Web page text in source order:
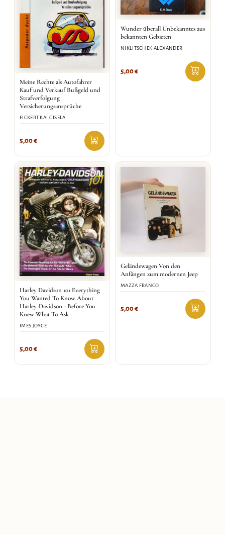
Meine Rechte als Autofahrer
Kauf und Verkauf Bußgeld und
Strafverfolgung
Versicherungsansprüche
FICKERT KAI GISELA
5,00€
Wunder überall Unbekanntes aus
bekannten Gebieten
NIKLITSCHEK ALEXANDER
5,00€
Harley Davidson 101 Everything
You Wanted To Know About
Harley-Davidson - Before You
Knew What To Ask
IMES JOYCE
5,00€
Geländewagen Von den
Anfängen zum modernen Jeep
MAZZA FRANCO
5,00€